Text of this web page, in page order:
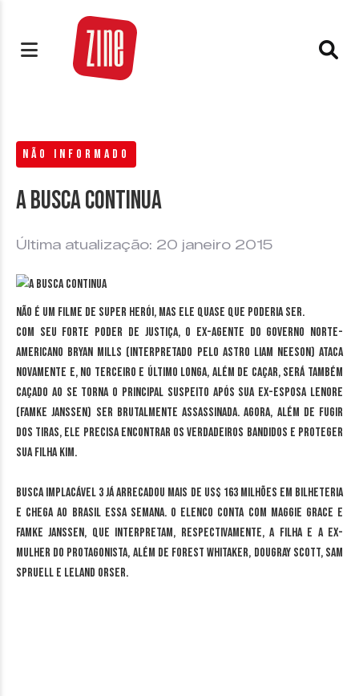
NÃO INFORMADO
A busca continua
Última atualização: 20 janeiro 2015
Não é um filme de super herói, mas ele quase que poderia ser.
Com seu forte poder de justiça, o ex-agente do governo norte-
americano Bryan Mills (interpretado pelo astro Liam Neeson) ataca
novamente e, no terceiro e último longa, além de caçar, será também
caçado ao se torna o principal suspeito após sua ex-esposa Lenore
(Famke Janssen) ser brutalmente assassinada. Agora, além de fugir
dos tiras, ele precisa encontrar os verdadeiros bandidos e proteger
sua filha Kim.
Busca Implacável 3 já arrecadou mais de US$ 163 milhões em bilheteria
e chega ao Brasil essa semana. O elenco conta com Maggie Grace e
Famke Janssen, que interpretam, respectivamente, a filha e a ex-
mulher do protagonista, além de Forest Whitaker, Dougray Scott, Sam
Spruell e Leland Orser.